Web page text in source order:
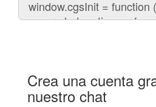
chat
Crea una cuenta
nuestro chat